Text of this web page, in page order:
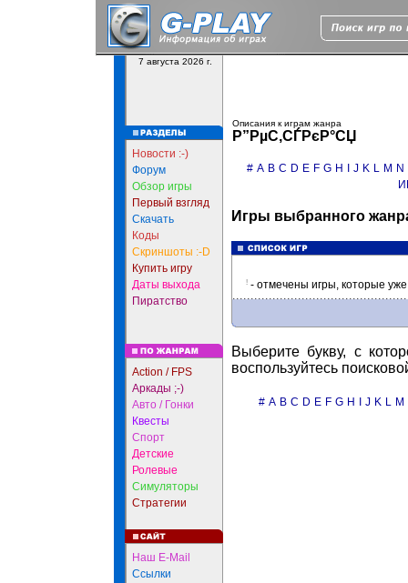
7 августа 2026 г.
Новости :-)
Форум
Обзор игры
Первый взгляд
Скачать
Коды
Скриншоты :-D
Купить игру
Даты выхода
Пиратство
Action / FPS
Аркады ;-)
Авто / Гонки
Квесты
Спорт
Детские
Ролевые
Симуляторы
Стратегии
Наш E-Mail
Ссылки
Описания к играм жанра
Р”РµС‚СЃРєР°СЏ
# A B C D E F G H J K L M N
Игры выбранного
! - отмечены игры, которые
Выберите букву, с
воспользуйтесь
# A B C D E F G H J K L M